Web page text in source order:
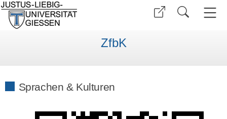
ZfbK
Sprachen & Kulturen